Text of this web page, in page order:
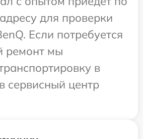
для проверки
Если потребуется
ремонт мы
в
сервисный центр